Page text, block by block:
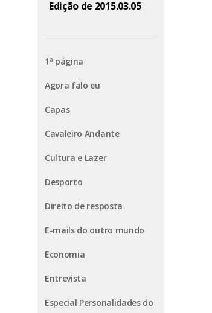
Edição de 2015.03.05
1ª página
Agora falo eu
Capas
Cavaleiro Andante
Cultura e Lazer
Desporto
Direito de resposta
E-mails do outro mundo
Economia
Entrevista
Especial Personalidades do